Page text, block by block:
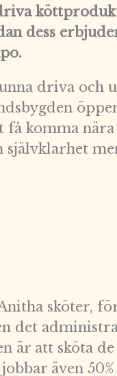
dess
driva och
få komma
självklarhet
sköter,
det
är att sköta
även